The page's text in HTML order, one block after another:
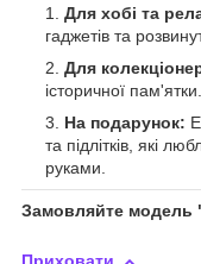
Для хобі та
гаджетів та
Для
історичної пам'ятки.
На подарунок:
та підлітків, які
руками.
Замовляйте модель